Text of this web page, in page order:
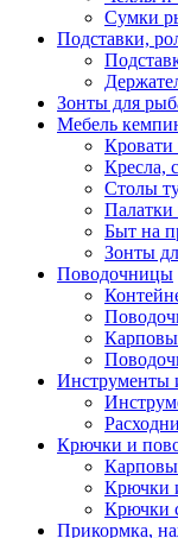
Сумки
Подставки,
Зонты для
Мебель
Кровати
Кресла,
Столы
Палатки
Быт на
Зонты
Поводочницы
Инструменты
Крючки и
Крючки
Крючки
Прикормка,